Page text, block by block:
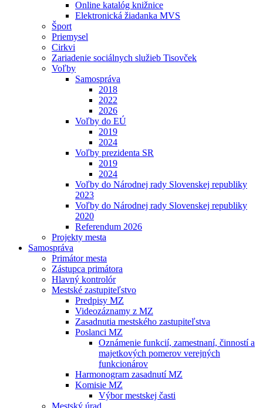
Online katalóg knižnice
Elektronická žiadanka MVS
Šport
Priemysel
Cirkvi
Zariadenie sociálnych služieb Tisovček
Voľby
Samospráva
2018
2022
2026
Voľby do EÚ
2019
2024
Voľby prezidenta SR
2019
2024
Voľby do Národnej rady Slovenskej republiky
2023
Voľby do Národnej rady Slovenskej republiky
2020
Referendum 2026
Projekty mesta
Samospráva
Primátor mesta
Zástupca primátora
Hlavný kontrolór
Mestské zastupiteľstvo
Predpisy MZ
Videozáznamy z MZ
Zasadnutia mestského zastupiteľstva
Poslanci MZ
Oznámenie funkcií, zamestnaní, činností a
majetkových pomerov verejných
funkcionárov
Harmonogram zasadnutí MZ
Komisie MZ
Výbor mestskej časti
Mestský úrad